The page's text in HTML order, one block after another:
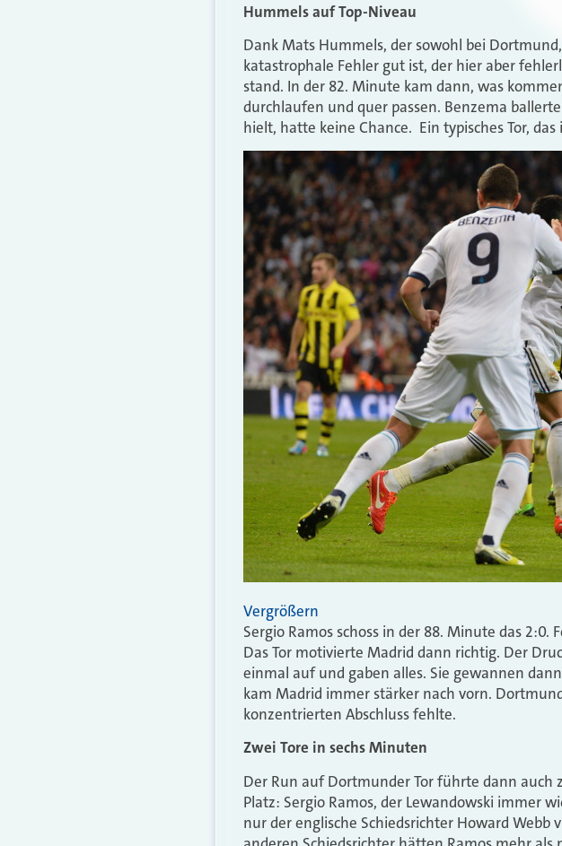
Hummels auf Top-Niveau
Dank Mats Hummels, der sowohl bei
katastrophale Fehler gut ist, der hier aber
stand. In der 82. Minute kam dann, was
durchlaufen und quer passen. Benzema
hielt, hatte keine Chance. Ein typisches Tor,
Vergrößern
Sergio Ramos schoss in der 88. Minute das
Das Tor motivierte Madrid dann richtig. Der
einmal auf und gaben alles. Sie gewannen
kam Madrid immer stärker nach vorn.
konzentrierten Abschluss fehlte.
Zwei Tore in sechs Minuten
Der Run auf Dortmunder Tor führte dann
Platz: Sergio Ramos, der Lewandowski immer
nur der englische Schiedsrichter Howard